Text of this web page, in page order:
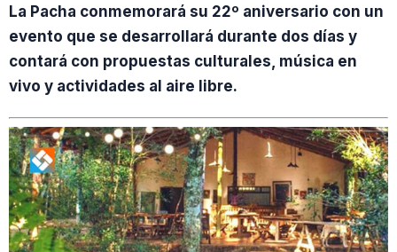
La Pacha conmemorará su 22º aniversario con un
evento que se desarrollará durante dos días y
contará con propuestas culturales, música en
vivo y actividades al aire libre.